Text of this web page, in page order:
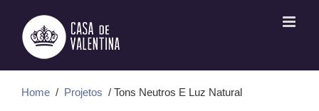
conteúdo
Home / Projetos / Tons Neutros E Luz Natural